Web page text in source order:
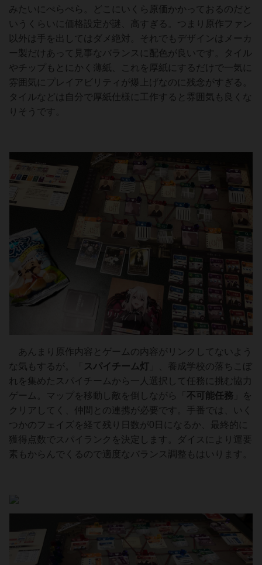
みたいにぺらぺら。どこにいくら原価かかっておるのだと
いうくらいに価格設定が謎、高すぎる。つまり原作ファン
以外は手を出してはダメ絶対。それでもデザインはメーカ
ー製だけあって見事なバランスに配色が良いです。タイル
やチップもとにかく薄紙、これを厚紙にするだけで一気に
雰囲気にプレイアビリティが爆上げなのに残念がすぎる。
タイルなどは自分で厚紙仕様に工作すると雰囲気も良くな
りそうです。
あんまり原作内容とゲームの内容がリンクしてないよう
な気もするが。「
スパイチーム灯 」、養成学校の落ちこぼ
れを集めたスパイチームから一人選択して任務に挑む協力
ゲーム。マップを移動し敵を倒しながら「 不可能任務 」を
クリアしてく、仲間との連携が必要です。手番では、いく
つかのフェイズを経て残り日数が0日になるか、最終的に
獲得点数でスパイランクを決定します。ダイスにより運要
素もからんでくるので適度なバランス調整もはいります。